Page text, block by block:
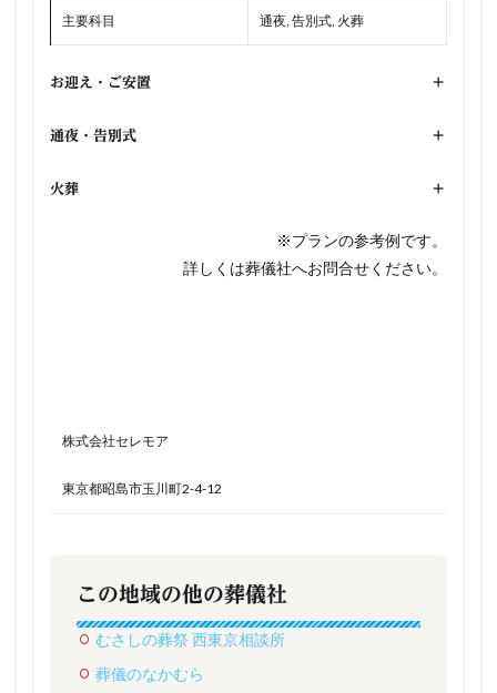
主要科目 通夜, 告別式, 火葬
お迎え・ご安置 +
通夜・告別式 +
火葬 +
※プランの参考例です。
詳しくは葬儀社へお問合せください。
株式会社セレモア
東京都昭島市玉川町2-4-12
この地域の他の葬儀社
むさしの葬祭 西東京相談所
葬儀のなかむら